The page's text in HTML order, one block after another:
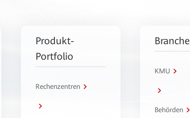
Produkt-
Portfolio
Rechenzentren
KMU
Behörden